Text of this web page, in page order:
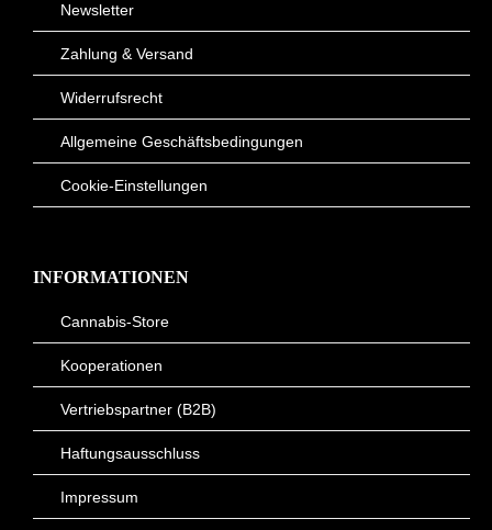
Newsletter
Zahlung & Versand
Widerrufsrecht
Allgemeine Geschäftsbedingungen
Cookie-Einstellungen
INFORMATIONEN
Cannabis-Store
Kooperationen
Vertriebspartner (B2B)
Haftungsausschluss
Impressum